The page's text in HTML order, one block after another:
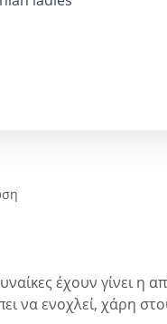
έχουν γίνει
να ενοχλεί, χάρη